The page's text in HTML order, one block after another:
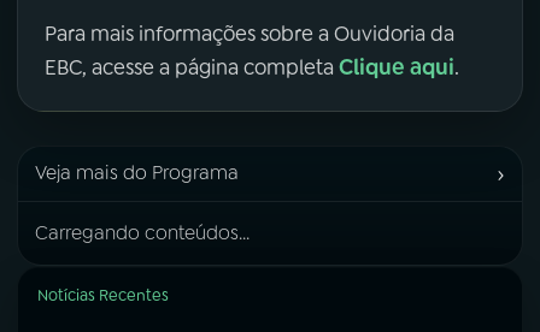
Para mais informações sobre a Ouvidoria da
EBC, acesse a página completa Clique aqui.
Veja mais do Programa ›
Carregando conteúdos...
Notícias Recentes